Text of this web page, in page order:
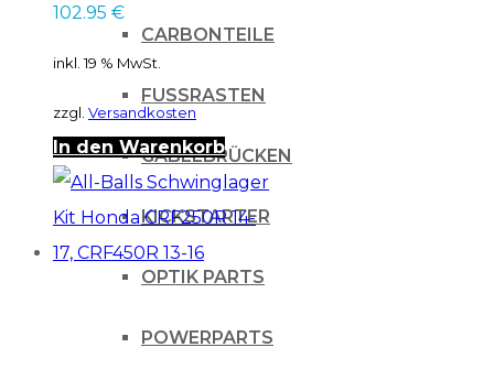
CARBONTEILE
FUSSRASTEN
GABELBRÜCKEN
KICKSTARTER
OPTIK PARTS
POWERPARTS
102.95 €
inkl. 19 % MwSt.
zzgl. Versandkosten
In den Warenkorb